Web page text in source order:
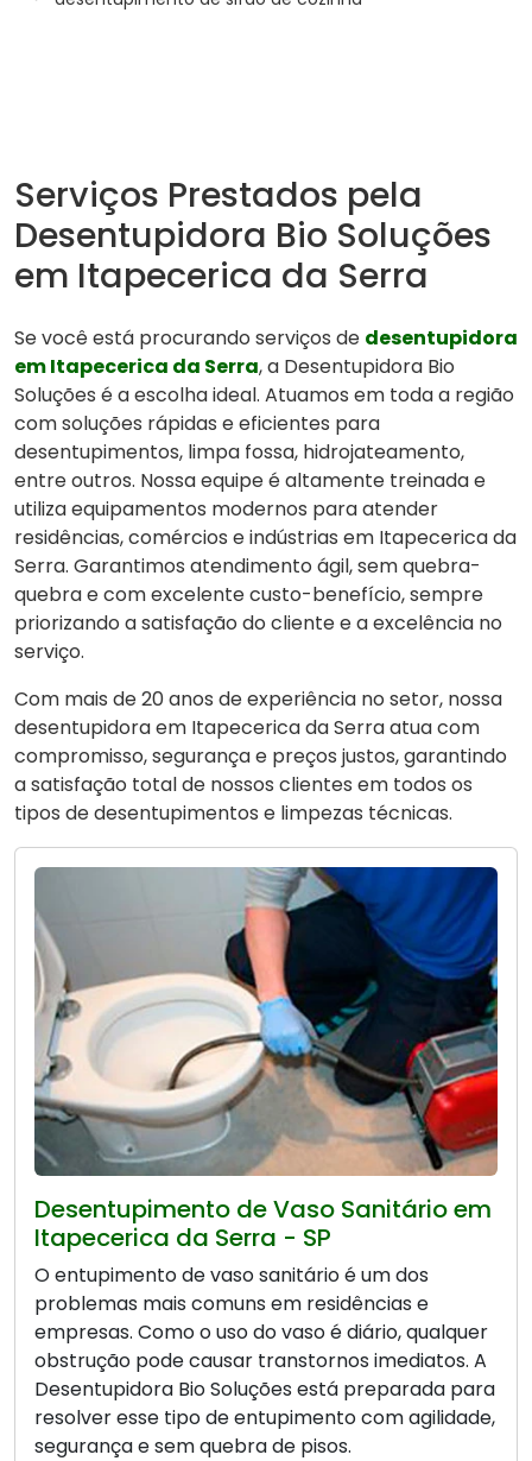
Serviços Prestados pela
Desentupidora Bio Soluções
em Itapecerica da Serra
Se você está procurando serviços de desentupidora
em Itapecerica da Serra, a Desentupidora Bio
Soluções é a escolha ideal. Atuamos em toda a região
com soluções rápidas e eficientes para
desentupimentos, limpa fossa, hidrojateamento,
entre outros. Nossa equipe é altamente treinada e
utiliza equipamentos modernos para atender
residências, comércios e indústrias em Itapecerica da
Serra. Garantimos atendimento ágil, sem quebra-
quebra e com excelente custo-benefício, sempre
priorizando a satisfação do cliente e a excelência no
serviço.
Com mais de 20 anos de experiência no setor, nossa
desentupidora em Itapecerica da Serra atua com
compromisso, segurança e preços justos, garantindo
a satisfação total de nossos clientes em todos os
tipos de desentupimentos e limpezas técnicas.
Desentupimento de Vaso Sanitário em
Itapecerica da Serra - SP
O entupimento de vaso sanitário é um dos
problemas mais comuns em residências e
empresas. Como o uso do vaso é diário, qualquer
obstrução pode causar transtornos imediatos. A
Desentupidora Bio Soluções está preparada para
resolver esse tipo de entupimento com agilidade,
segurança e sem quebra de pisos.